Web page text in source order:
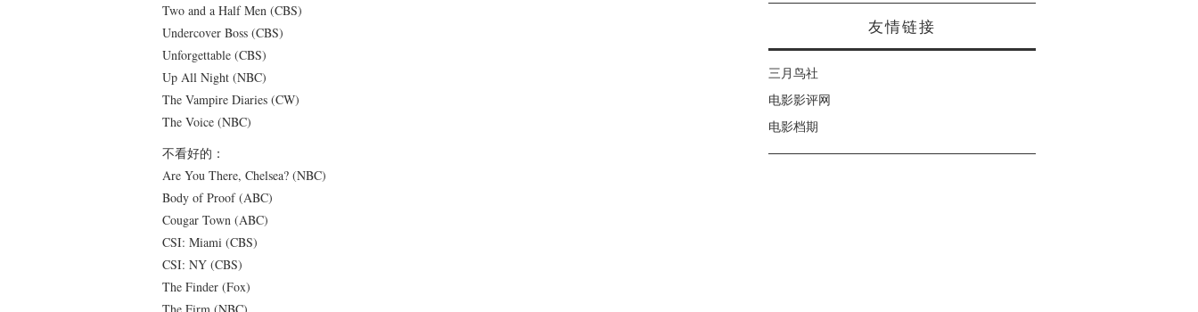
Two and a Half Men (CBS)
Undercover Boss (CBS)
Unforgettable (CBS)
Up All Night (NBC)
The Vampire Diaries (CW)
The Voice (NBC)
不看好的：
Are You There, Chelsea? (NBC)
Body of Proof (ABC)
Cougar Town (ABC)
CSI: Miami (CBS)
CSI: NY (CBS)
The Finder (Fox)
友情链接
三月鸟社
电影影评网
电影档期